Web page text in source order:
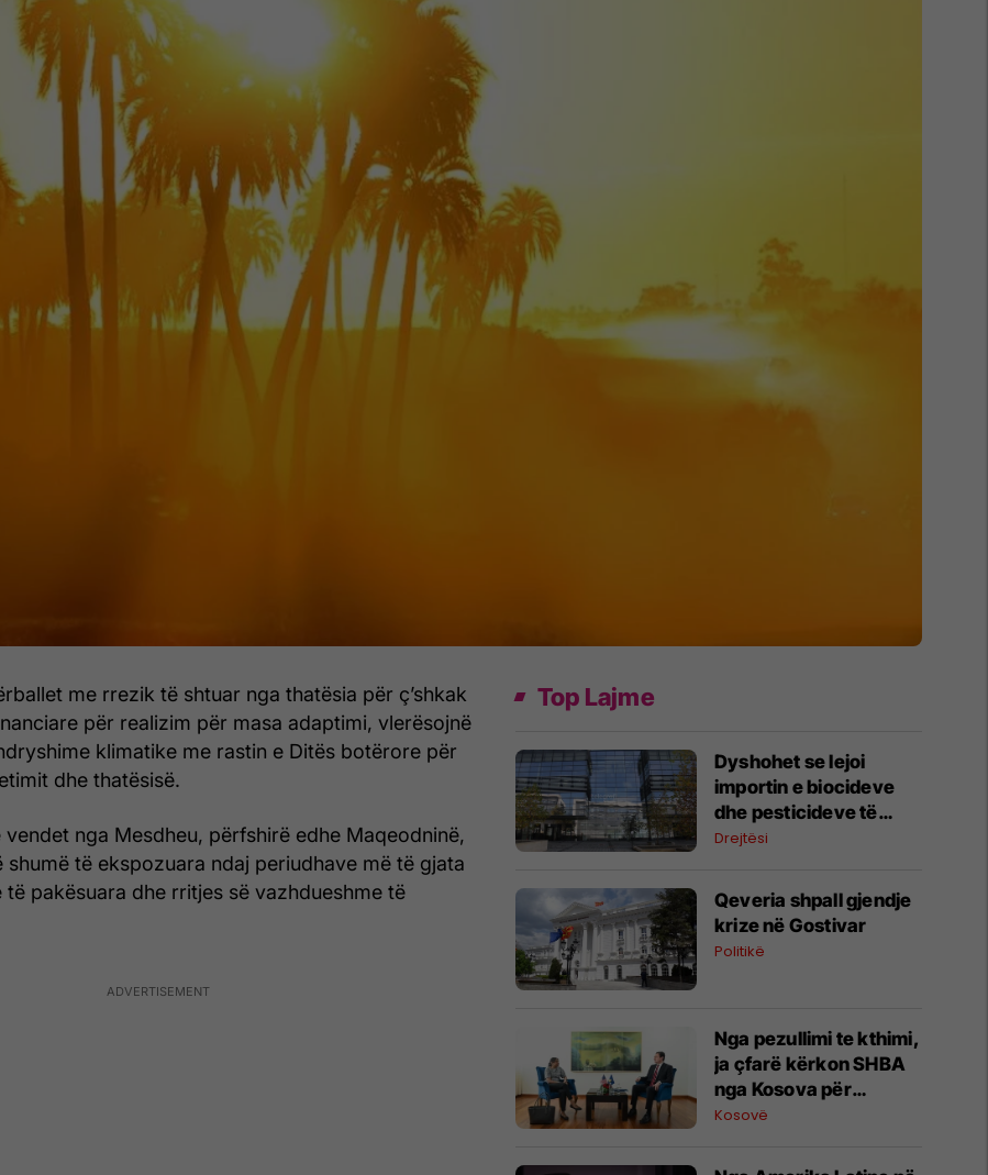
me rrezik të shtuar nga thatësia për ç’shkak
për realizim për masa adaptimi, vlerësojnë
klimatike me rastin e Ditës botërore për
dhe thatësisë.
vendet nga Mesdheu, përfshirë edhe Maqeodninë,
shumë të ekspozuara ndaj periudhave më të gjata
të pakësuara dhe rritjes së vazhdueshme të
Top Lajme
Dyshohet se lejoi
importin e biocideve
dhe pesticideve të
ndaluara, arrestohet
Drejtësi
Qeveria shpall gjendje
krize në Gostivar
Politikë
Nga pezullimi te kthimi,
ja çfarë kërkon SHBA
nga Kosova për
dialogun strategjik
Kosovë